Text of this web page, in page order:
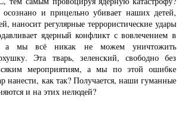
осознано и прицельно убивает наших детей,
наносит регулярные террористические удары
ядерный конфликт с вовлечением в
а мы всё никак не можем уничтожить
Эта тварь, зеленский, свободно без
мероприятиям, а мы по этой ошибке
нанести, как так? Получается, наши гуманные
и на этих нелюдей?